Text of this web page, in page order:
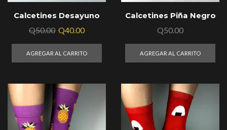
Calcetines Desayuno
Q50.00 Q40.00
AGREGAR AL CARRITO
Calcetines Piña Negro
Q50.00
AGREGAR AL CARRITO